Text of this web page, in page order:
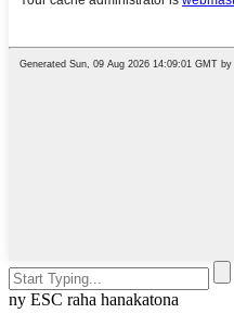
ny ESC raha hanakatona